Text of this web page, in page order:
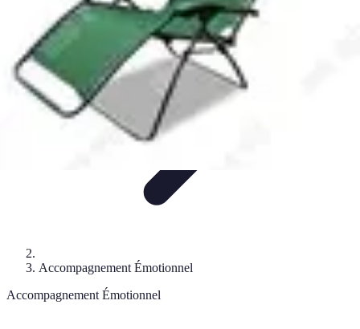
Accompagnement Émotionnel
Accompagnement Émotionnel